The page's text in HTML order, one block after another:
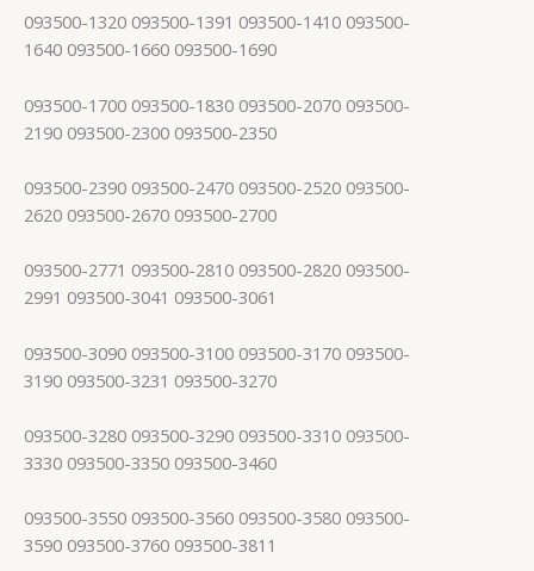
093500-1320 093500-1391 093500-1410 093500-
1640 093500-1660 093500-1690
093500-1700 093500-1830 093500-2070 093500-
2190 093500-2300 093500-2350
093500-2390 093500-2470 093500-2520 093500-
2620 093500-2670 093500-2700
093500-2771 093500-2810 093500-2820 093500-
2991 093500-3041 093500-3061
093500-3090 093500-3100 093500-3170 093500-
3190 093500-3231 093500-3270
093500-3280 093500-3290 093500-3310 093500-
3330 093500-3350 093500-3460
093500-3550 093500-3560 093500-3580 093500-
3590 093500-3760 093500-3811